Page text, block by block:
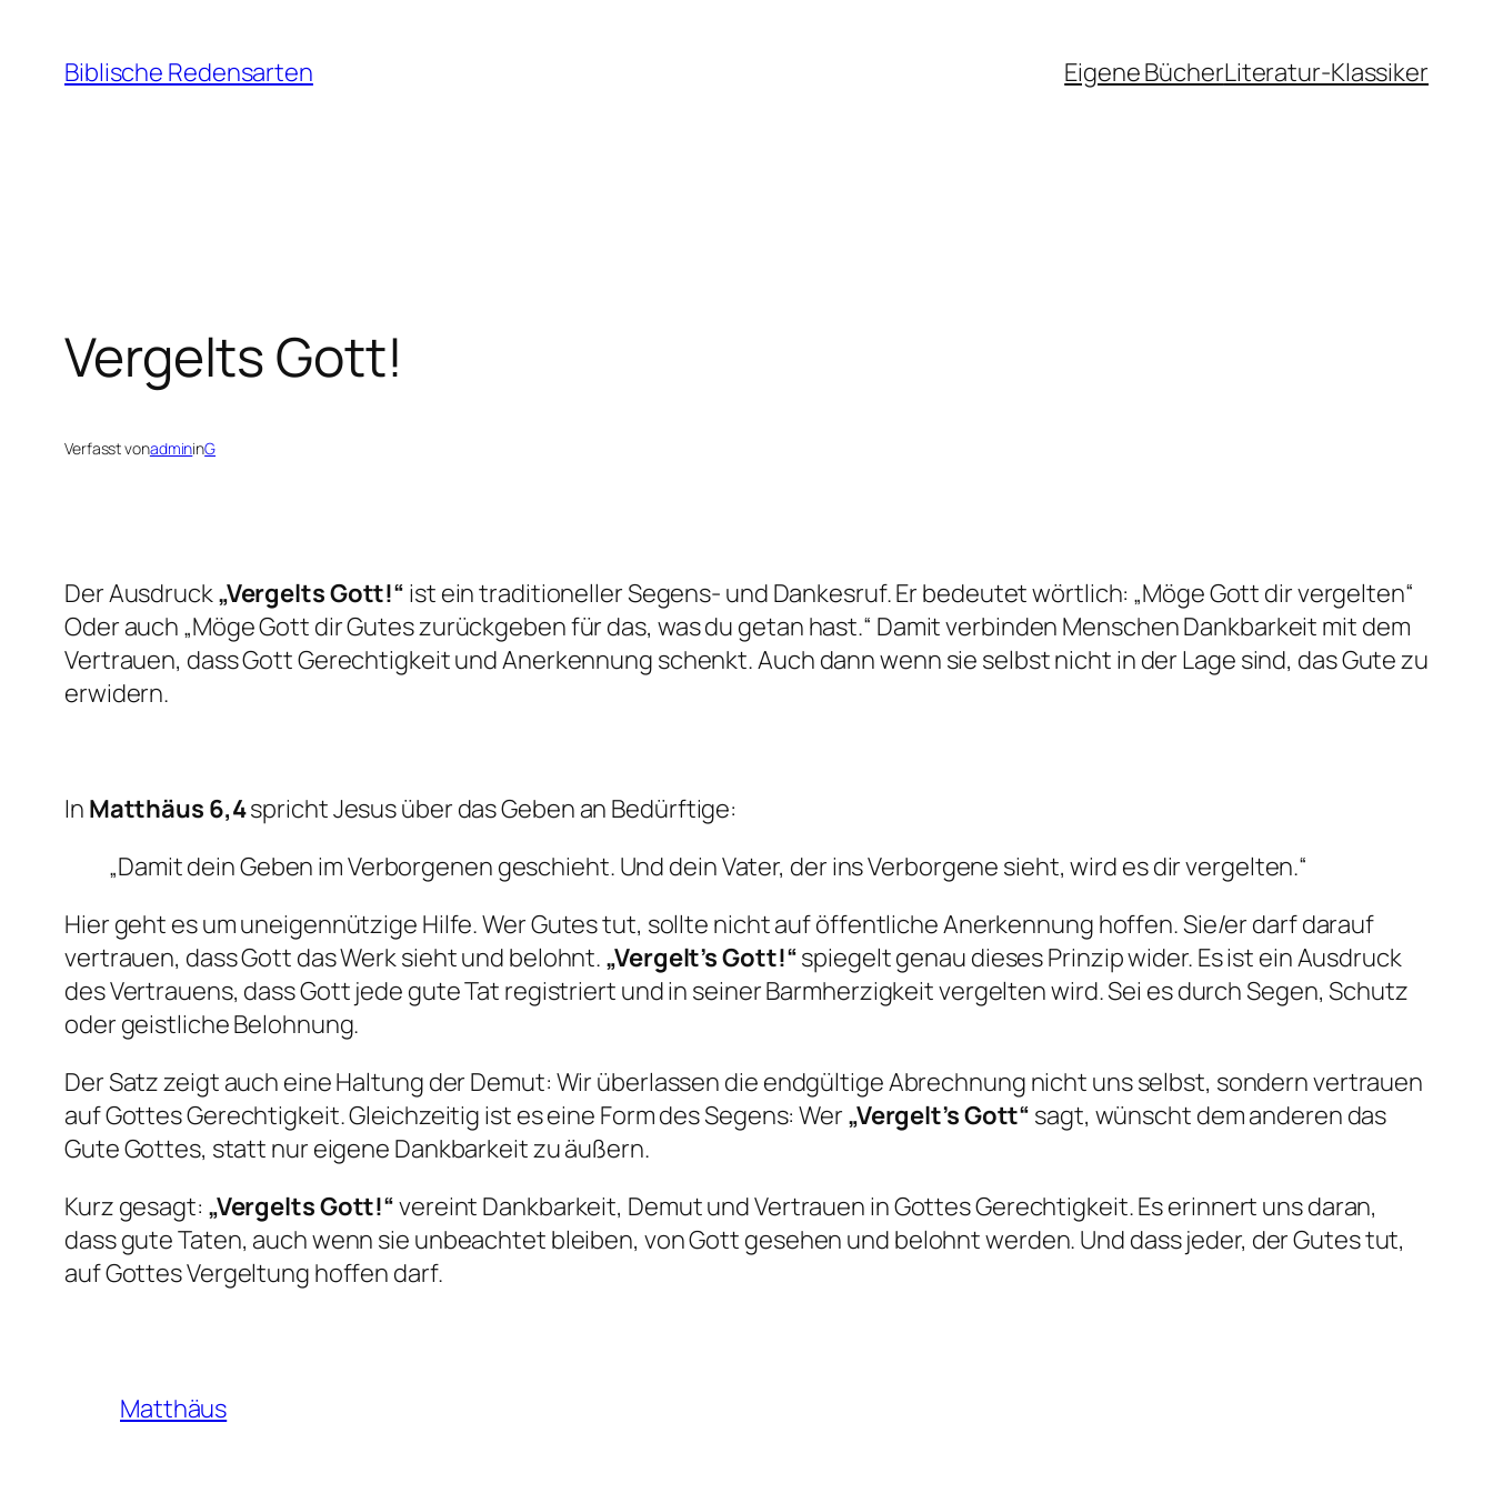
Inhalt
springen
Biblische Redensarten Eigene BücherLiteratur-Klassiker
Vergelts Gott!
Verfasst vonadmininG
Der Ausdruck„Vergelts Gott!“ ist ein traditioneller Segens- und Dankesruf. Er bedeutet wörtlich: „Möge Gott dir vergelten“
Oder auch „Möge Gott dir Gutes zurückgeben für das, was du getan hast.“ Damit verbinden Menschen Dankbarkeit mit dem
Vertrauen, dass Gott Gerechtigkeit und Anerkennung schenkt. Auch dann wenn sie selbst nicht in der Lage sind, das Gute zu
erwidern.
In Matthäus 6,4spricht Jesus über das Geben an Bedürftige:
„Damit dein Geben im Verborgenen geschieht. Und dein Vater, der ins Verborgene sieht, wird es dir vergelten.“
Hier geht es um uneigennützige Hilfe. Wer Gutes tut, sollte nicht auf öffentliche Anerkennung hoffen. Sie/er darf darauf
vertrauen, dass Gott das Werk sieht und belohnt. „Vergelt’s Gott!“spiegelt genau dieses Prinzip wider. Es ist ein Ausdruck
des Vertrauens, dass Gott jede gute Tat registriert und in seiner Barmherzigkeit vergelten wird. Sei es durch Segen, Schutz
oder geistliche Belohnung.
Der Satz zeigt auch eine Haltung der Demut: Wir überlassen die endgültige Abrechnung nicht uns selbst, sondern vertrauen
auf Gottes Gerechtigkeit. Gleichzeitig ist es eine Form des Segens: Wer „Vergelt’s Gott“ sagt, wünscht dem anderen das
Gute Gottes, statt nur eigene Dankbarkeit zu äußern.
Kurz gesagt: „Vergelts Gott!“vereint Dankbarkeit, Demut und Vertrauen in Gottes Gerechtigkeit. Es erinnert uns daran,
dass gute Taten, auch wenn sie unbeachtet bleiben, von Gott gesehen und belohnt werden. Und dass jeder, der Gutes tut,
auf Gottes Vergeltung hoffen darf.
Matthäus